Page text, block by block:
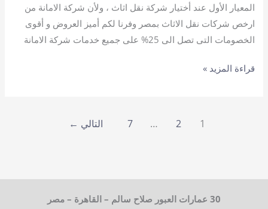
المعيار الأول عند أختيار شركة نقل اثاث ، ولأن شركة الامانة من
ارخص شركات نقل الاثاث بمصر وفرنا لكم أميز العروض و أقوى
الخصومات التى تصل الى 25% على جميع خدمات شركة الامانة
اسعار
قراءة المزيد »
1
2
…
7 التالي ←
30 عمارات العبور صلاح سالم – القاهرة – مصر